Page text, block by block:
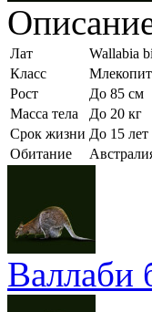
Лат
Wallabia
Класс
Рост
До 85 см
Масса тела
До 20 кг
Срок жизни До 15 лет
Обитание
Валлаби